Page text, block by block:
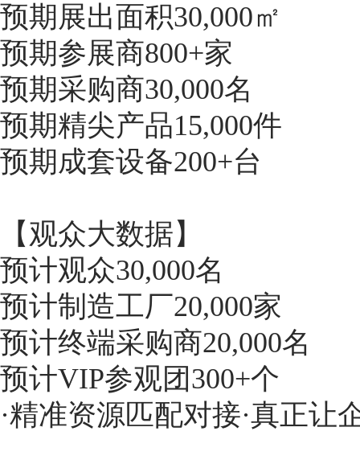
预期展出面积30,000㎡
预期参展商800+家
预期采购商30,000名
预期精尖产品15,000件
预期成套设备200+台
【观众大数据】
预计观众30,000名
预计制造工厂20,000家
预计终端采购商20,000名
预计VIP参观团300+个
·精准资源匹配对接·真正让